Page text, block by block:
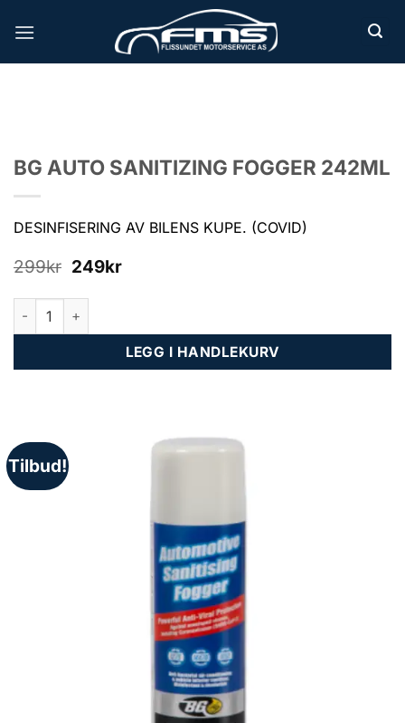
BG AUTO SANITIZING FOGGER 242ML
DESINFISERING AV BILENS KUPE. (COVID)
299kr Opprinnelig
var:
299kr.
249krNåværende
BG AUTO SANITIZING FOGGER 242ML antall
LEGG I HANDLEKURV
Tilbud!